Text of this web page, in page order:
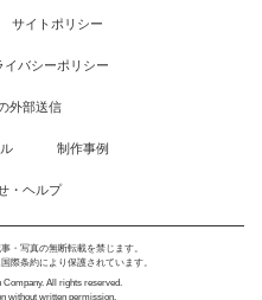
サイトポリシー
イバシーポリシー
外部送信
制作事例
・ヘルプ
・写真の無断転載を禁じます。
際条約により保護されています。
All rights reserved.
without written permission.